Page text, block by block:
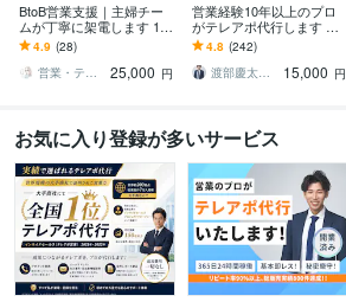
BtoB営業支援｜主婦チー
ムが丁寧に架電します 10
0件丁寧架電｜反応を見て
改善提案まで対応
4.9 (28)
営業・テレアポ・ママチーム
25,000 円
営業経験10年以上のプロ
がテレアポ代行します ア
ポ取得に拘ったテレアポ
をします！都度振り返り
を行います！
4.8 (242)
渡部慶太【営業代行のプロ】
15,000 円
お気に入り登録が多いサービス